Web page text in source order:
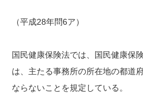
（平成28年問6ア）
国民健康保険法では、国民健康保
は、主たる事務所の所在地の都道
ならないことを規定している。